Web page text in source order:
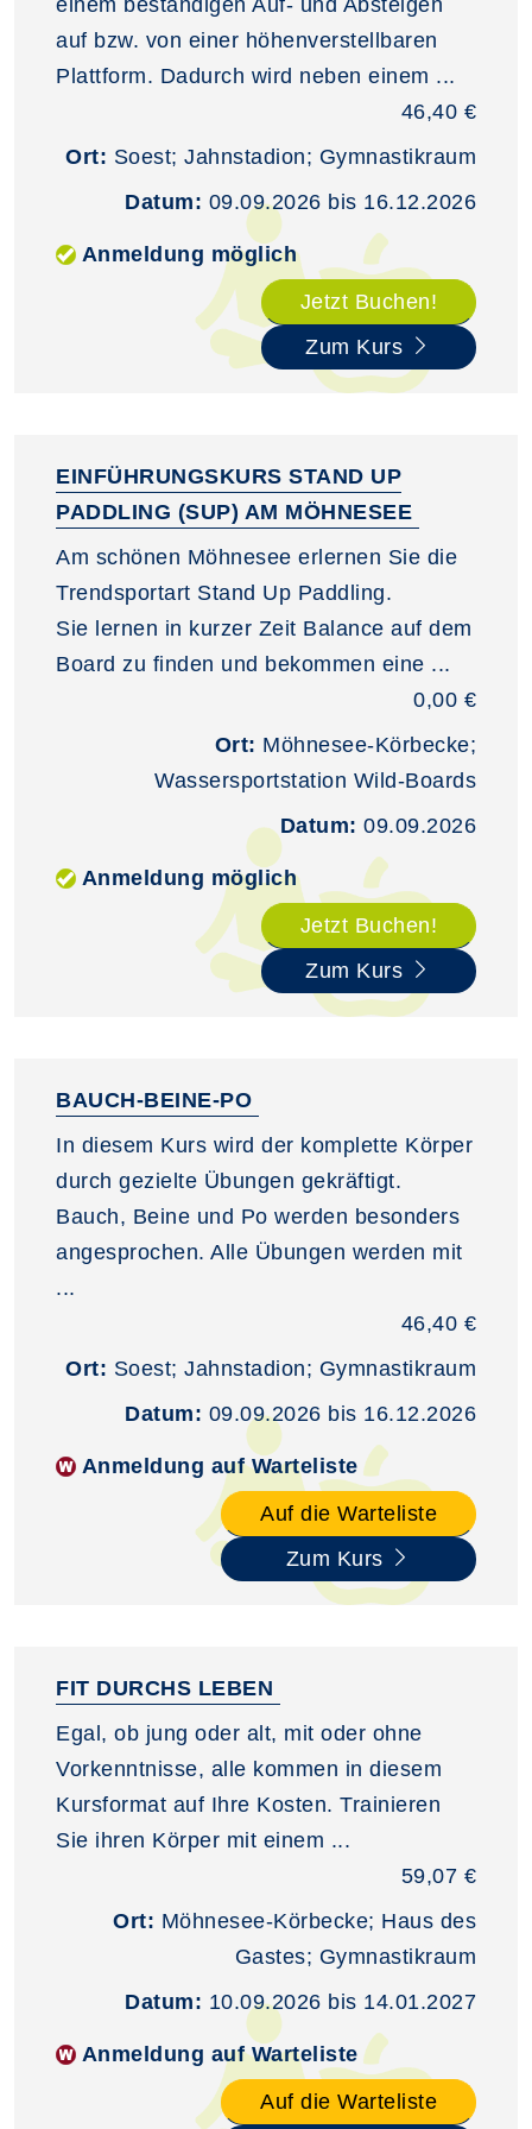
auf bzw. von einer höhenverstellbaren
Plattform. Dadurch wird neben einem ...
46,40 €
Ort: Soest; Jahnstadion; Gymnastikraum
Datum: 09.09.2026 bis 16.12.2026
Anmeldung möglich
Jetzt Buchen!
Zum Kurs
EINFÜHRUNGSKURS STAND UP
PADDLING (SUP) AM MÖHNESEE
Am schönen Möhnesee erlernen Sie die
Trendsportart Stand Up Paddling.
Sie lernen in kurzer Zeit Balance auf dem
Board zu finden und bekommen eine ...
0,00 €
Ort: Möhnesee-Körbecke;
Wassersportstation Wild-Boards
Datum: 09.09.2026
Anmeldung möglich
Jetzt Buchen!
Zum Kurs
BAUCH-BEINE-PO
In diesem Kurs wird der komplette Körper
durch gezielte Übungen gekräftigt.
Bauch, Beine und Po werden besonders
angesprochen. Alle Übungen werden mit
...
46,40 €
Ort: Soest; Jahnstadion; Gymnastikraum
Datum: 09.09.2026 bis 16.12.2026
Anmeldung auf Warteliste
Auf die Warteliste
Zum Kurs
FIT DURCHS LEBEN
Egal, ob jung oder alt, mit oder ohne
Vorkenntnisse, alle kommen in diesem
Kursformat auf Ihre Kosten. Trainieren
Sie ihren Körper mit einem ...
59,07 €
Ort: Möhnesee-Körbecke; Haus des
Gastes; Gymnastikraum
Datum: 10.09.2026 bis 14.01.2027
Anmeldung auf Warteliste
Auf die Warteliste